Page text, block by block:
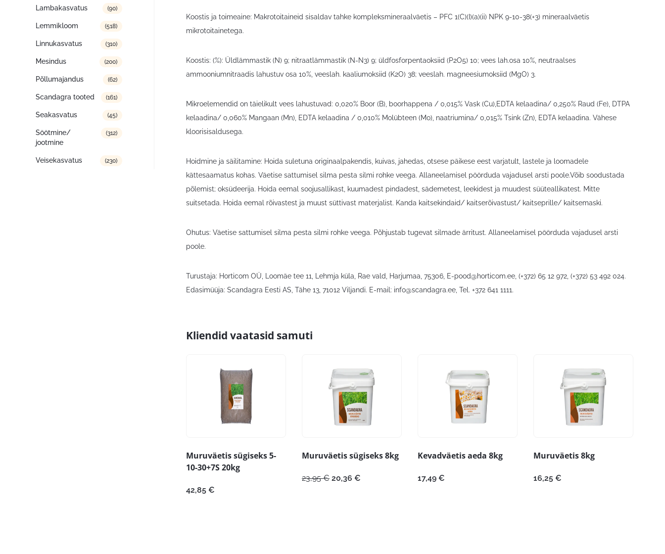
Lambakasvatus (90)
Lemmikloom (518)
Linnukasvatus (310)
Mesindus (200)
Põllumajandus (62)
Scandagra tooted (161)
Seakasvatus (45)
Söötmine/
jootmine
(312)
Veisekasvatus (230)
Koostis ja toimeaine: Makrotoitaineid sisaldav tahke kompleksmineraalväetis – PFC 1(C)(I)(a)(ii) NPK 9-10-38(+3) mineraalväetis
mikrotoitainetega.
Koostis: (%): Üldlämmastik (N) 9; nitraatlämmastik (N-N3) 9; üldfosforpentaoksiid (P2O5) 10; vees lah.osa 10%, neutraalses
ammooniumnitraadis lahustuv osa 10%, veeslah. kaaliumoksiid (K2O) 38; veeslah. magneesiumoksiid (MgO) 3.
Mikroelemendid on täielikult vees lahustuvad: 0,020% Boor (B), boorhappena / 0,015% Vask (Cu),EDTA kelaadina/ 0,250% Raud (Fe), DTPA
kelaadina/ 0,060% Mangaan (Mn), EDTA kelaadina / 0,010% Molübteen (Mo), naatriumina/ 0,015% Tsink (Zn), EDTA kelaadina. Vähese
kloorisisaldusega.
Hoidmine ja säilitamine: Hoida suletuna originaalpakendis, kuivas, jahedas, otsese päikese eest varjatult, lastele ja loomadele
kättesaamatus kohas. Väetise sattumisel silma pesta silmi rohke veega. Allaneelamisel pöörduda vajadusel arsti poole.Võib soodustada
põlemist; oksüdeerija. Hoida eemal soojusallikast, kuumadest pindadest, sädemetest, leekidest ja muudest süüteallikatest. Mitte
suitsetada. Hoida eemal rõivastest ja muust süttivast materjalist. Kanda kaitsekindaid/ kaitserõivastust/ kaitseprille/ kaitsemaski.
Ohutus: Väetise sattumisel silma pesta silmi rohke veega. Põhjustab tugevat silmade ärritust. Allaneelamisel pöörduda vajadusel arsti
poole.
Turustaja: Horticom OÜ, Loomäe tee 11, Lehmja küla, Rae vald, Harjumaa, 75306, E-pood@horticom.ee , (+372) 65 12 972, (+372) 53 492 024.
Edasimüüja: Scandagra Eesti AS, Tähe 13, 71012 Viljandi. E-mail: info@scandagra.ee , Tel. +372 641 1111.
Kliendid vaatasid samuti
Muruväetis sügiseks 5-
10-30+7S 20kg
42,85 €
Muruväetis sügiseks 8kg
23,95€ Algne
20,36 €
Kevadväetis aeda 8kg
17,49 €
Muruväetis 8kg
16,25 €